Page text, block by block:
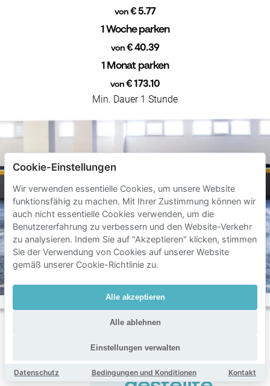
von€ 5.77
1 Woche parken
von€ 40.39
1 Monat parken
von € 173.10
Min. Dauer 1 Stunde
Häufig
Cookie-Einstellungen
Wir verwenden essentielle Cookies, um unsere Website
funktionsfähig zu machen. Mit Ihrer Zustimmung können wir
auch nicht essentielle Cookies verwenden, um die
Benutzererfahrung zu verbessern und den Website-Verkehr
zu analysieren. Indem Sie auf "Akzeptieren" klicken, stimmen
Sie der Verwendung von Cookies auf unserer Website
gemäß unserer Cookie-Richtlinie zu.
Alle akzeptieren
Alle ablehnen
Einstellungen verwalten
Datenschutz Bedingungen und Konditionen Kontakt